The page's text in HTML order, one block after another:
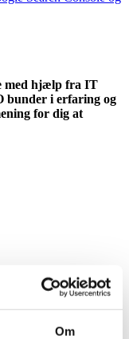
Om
med hjælp fra IT
bunder i erfaring og
for dig at